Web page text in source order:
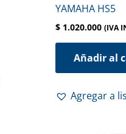
YAMAHA HS5
$ 1.020.000 (IVA
Añadir al
Agregar a